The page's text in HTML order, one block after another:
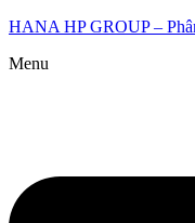
HANA HP GROUP –
Menu